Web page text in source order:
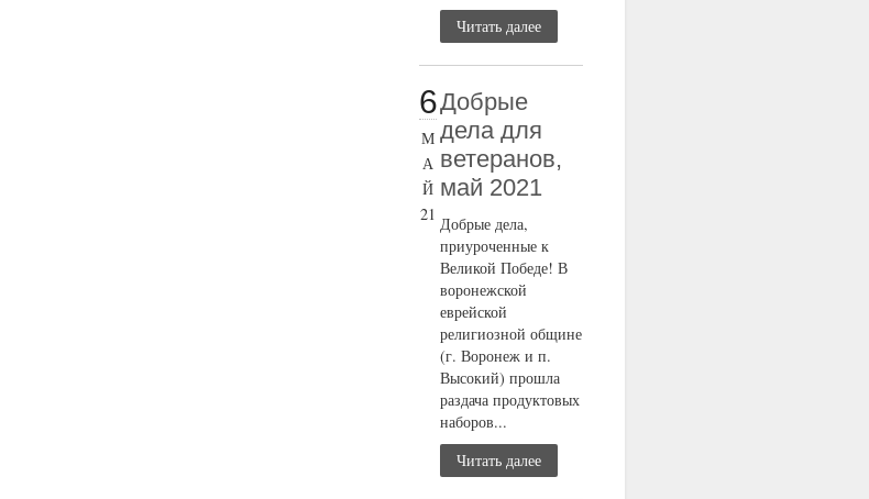
Читать далее
6
М
А
Й
21
Добрые
дела для
ветеранов,
май 2021
Добрые дела,
приуроченные к
Великой Победе! В
воронежской
еврейской
религиозной общине
(г. Воронеж и п.
Высокий) прошла
раздача продуктовых
наборов...
Читать далее